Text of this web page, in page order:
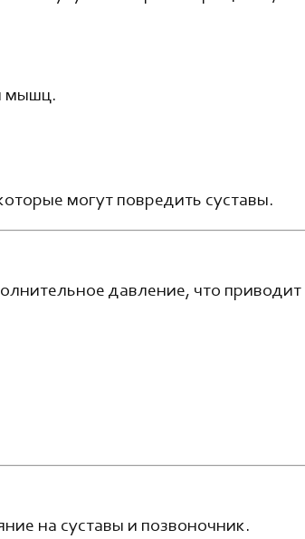
мышц.
могут повредить суставы.
давление, что приводит
на суставы и позвоночник.